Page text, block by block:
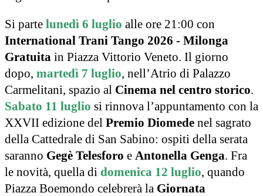
Si parte lunedì 6 luglio alle ore 21:00 con
International Trani Tango 2026 - Milonga
Gratuita in Piazza Vittorio Veneto. Il giorno
dopo, martedì 7 luglio, nell’Atrio di Palazzo
Carmelitani, spazio al Cinema nel centro storico.
Sabato 11 luglio si rinnova l’appuntamento con la
XXVII edizione del Premio Diomede nel sagrato
della Cattedrale di San Sabino: ospiti della serata
saranno Gegè Telesforo e Antonella Genga. Fra
le novità, quella di domenica 12 luglio, quando
Piazza Boemondo celebrerà la Giornata